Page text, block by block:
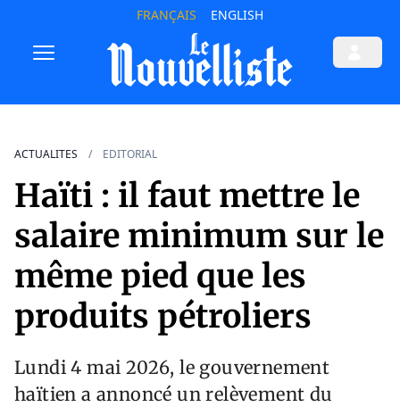
FRANÇAIS ENGLISH
ACTUALITES EDITORIAL
Haïti : il faut mettre le
salaire minimum sur le
même pied que les
produits pétroliers
Lundi 4 mai 2026, le gouvernement
haïtien a annoncé un relèvement du